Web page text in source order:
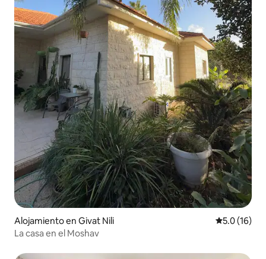
Alojamiento en Givat Nili Calificación
5.0 (16)
La casa en el Moshav